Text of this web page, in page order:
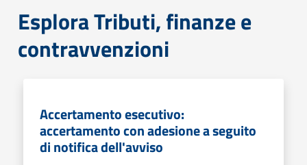
Esplora Tributi, finanze e
contravvenzioni
Accertamento esecutivo:
accertamento con adesione a seguito
di notifica dell'avviso